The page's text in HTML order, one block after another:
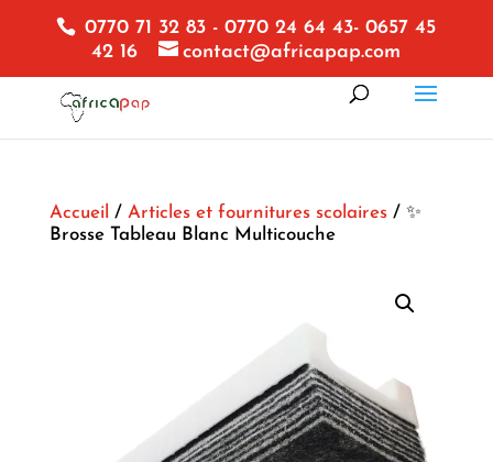
0770 71 32 83 - 0770 24 64 43- 0657 45
42 16
contact@africapap.com
Accueil / Articles et fournitures scolaires/ ✨
Brosse Tableau Blanc Multicouche